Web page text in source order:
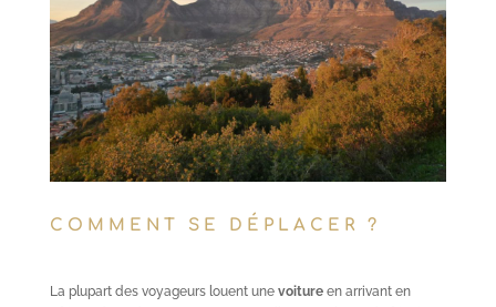
COMMENT SE DÉPLACER ?
La plupart des voyageurs louent une voitureen arrivant en